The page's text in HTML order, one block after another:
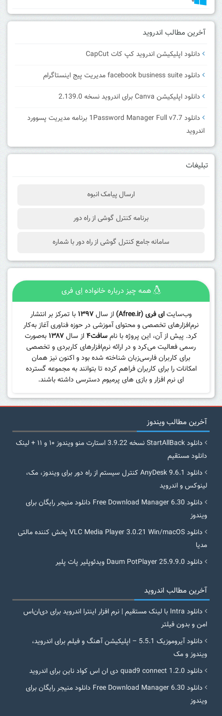
آخرین مطالب اندروید
دانلود اپلیکیشن اندروید کپ کات CapCut
دانلود facebook business suite مدیریت پیج اینستاگرام
دانلود اپلیکیشن Canva برای اندروید نسخه 2.139.0
دانلود 1Password Manager Full v7.7 برنامه مدیریت پسوورد
اندروید
تبلیغات
ارسال پیامک انبوه
برنامه کنترل گوشی از راه دور
سامانه جامع کنترل گوشی از راه دور با شماره
همه چیز درباره خانواده اِی فری
وب‌سایتای فری (Afree.ir) از سال۱۳۹۷ با تمرکز بر انتشار
نرم‌افزارهای تخصصی و محتوای آموزشی در حوزه فناوری آغاز به‌کار
کرد. پیش از آن، این پروژه با نامسافت۴ از سال۱۳۸۷ به‌صورت
رسمی فعالیت می‌کرد و در ارائه نرم‌افزارهای کاربردی و تخصصی
برای کاربران فارسی‌زبان شناخته شده بود و اکنون نیز همان
امکانات را برای کاربران فراهم کرده تا بتوانند به مجموعه گسترده
ای نرم افزار و بازی های پرمیوم دسترسی داشته باشند.
آخرین مطالب ویندوز
دانلود StartAllBack نسخه 3.9.22 استارت منو ویندوز ۱۰ و ۱۱ + لینک
دانلود مستقیم
دانلود AnyDesk 9.6.1 کنترل سیستم از راه دور برای ویندوز، مک،
لینوکس و اندروید
دانلود Free Download Manager 6.30 دانلود منیجر رایگان برای
ویندوز
دانلود VLC Media Player 3.0.21 Win/macOS پخش کننده مالتی
مدیا
دانلود Daum PotPlayer 25.9.9.0 ویدئوپلیر پات پلیر
آخرین مطالب اندروید
دانلود Intra با لینک مستقیم | نرم افزار اینترا اندروید برای دی‌ان‌اس
امن و بدون فیلتر
دانلود آیروموزیک 5.5.1 – اپلیکیشن آهنگ و فیلم برای اندروید،
ویندوز و مک
دانلود quad9 connect 1.2.0 دی ان اس کواد ناین برای اندروید
دانلود Free Download Manager 6.30 دانلود منیجر رایگان برای
ویندوز